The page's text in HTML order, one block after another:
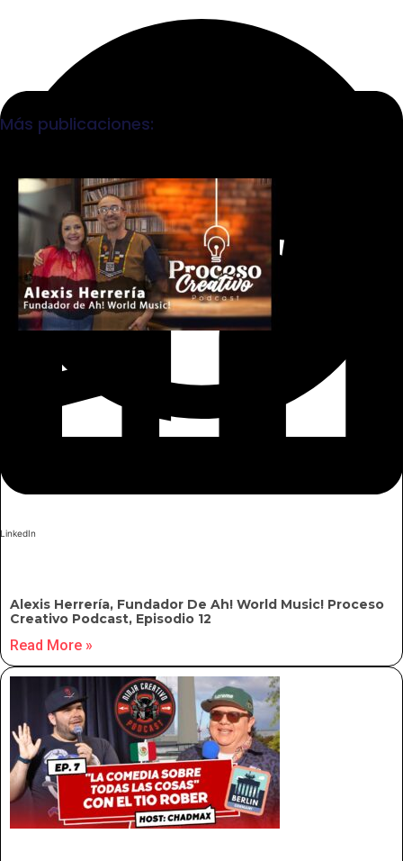
LinkedIn
Más publicaciones:
Alexis Herrería, Fundador De Ah! World Music! Proceso
Creativo Podcast, Episodio 12
Read More »